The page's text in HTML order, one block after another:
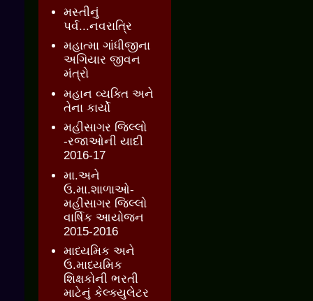
મસ્તીનું
પર્વ...નવરાત્રિ
મહાત્મા ગાંધીજીના
અગિયાર જીવન
મંત્રો
મહાન વ્યક્તિ અને
તેના કાર્યો
મહીસાગર જિલ્લો
-રજાઓની યાદી
2016-17
મા.અને
ઉ.મા.શાળાઓ-
મહીસાગર જિલ્લો
વાર્ષિક આયોજન
2015-2016
માધ્યમિક અને
ઉ.માધ્યમિક
શિક્ષકોની ભરતી
માટેનું કેલ્ક્યુલેટર